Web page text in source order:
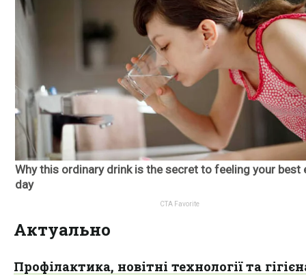
Актуально
Профілактика, новітні технології та